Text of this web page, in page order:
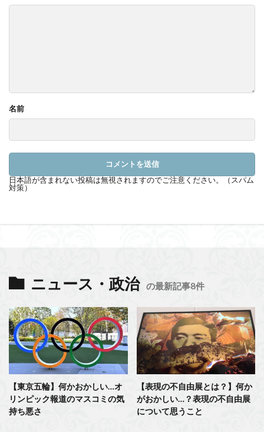
名前
日本語が含まれない投稿は無視されますのでご注意ください。（スパム
対策）
ニュース・政治 の最新記事8件
【東京五輪】何かおかしい…オ
リンピック報道のマスコミの気
持ち悪さ
【表現の不自由展とは？】何か
がおかしい…？表現の不自由展
について思うこと